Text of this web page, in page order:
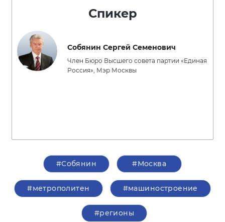
Спикер
Собянин Сергей Семенович
Член Бюро Высшего совета партии «Единая
Россия», Мэр Москвы
#Собянин #Москва
#метрополитен #машиностроение
#регионы